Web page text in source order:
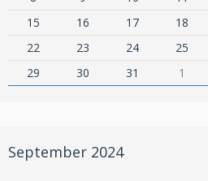
15
16 17 18
22
23 24 25
29
30 31 1
September 2024